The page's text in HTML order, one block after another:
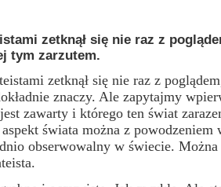
zetknął się nie raz z
tym zarzutem.
zetknął się nie raz z
znaczy. Ale zapytajmy
zawarty i którego ten świat
świata można z powodzeniem
obserwowalny w świecie.